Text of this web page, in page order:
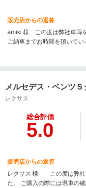
販売店からの返答
amiki 様 この度は弊社車両
ご納車までお時間を頂いて
車輌という事もあり、今後
遠方では御座いますが出来る
方に来られる機会がありまし
メルセデス・ベンツＳ
レクサス
総合評価
5.0
販売店からの返答
レクサス 様 この度は弊社
た。 ご購入の際には現車の